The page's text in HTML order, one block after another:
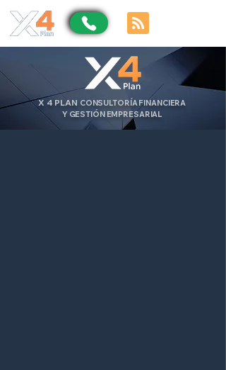
X 4 PLAN CONSULTORÍA FINANCIERA
Y GESTIÓN EMPRESARIAL